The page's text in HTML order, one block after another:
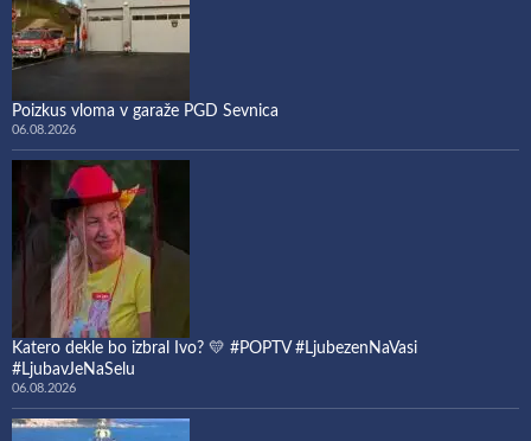
Poizkus vloma v garaže PGD Sevnica
06.08.2026
Katero dekle bo izbral Ivo? 💛 #POPTV #LjubezenNaVasi
#LjubavJeNaSelu
06.08.2026